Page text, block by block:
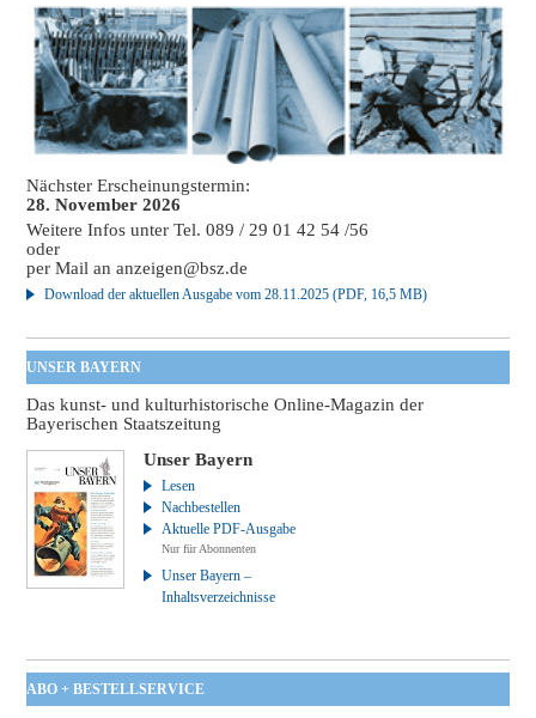
Nächster Erscheinungstermin:
28. November 2026
Weitere Infos unter Tel. 089 / 29 01 42 54 /56
oder
per Mail ananzeigen@bsz.de
Download der aktuellen Ausgabe vom 28.11.2025 (PDF, 16,5 MB)
UNSER BAYERN
Das kunst- und kulturhistorische Online-Magazin der
Bayerischen Staatszeitung
Unser Bayern
Lesen
Nachbestellen
Aktuelle PDF-Ausgabe
Nur für Abonnenten
Unser Bayern –
Inhaltsverzeichnisse
ABO + BESTELLSERVICE